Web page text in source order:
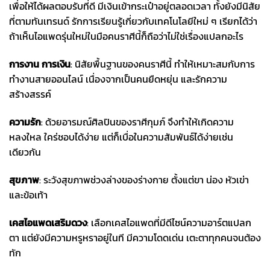
เพื่อให้ได้ผลตอบรับที่ดี มีเงินเข้ากระเป๋าอยู่ตลอดเวลา ทั้งยังมีนิสัย
ที่ตามทันเทรนด์ รักการเรียนรู้เกี่ยวกับเทคโนโลยีใหม่ ๆ เรียกได้ว่า
ถ้าเห็นไอแพดรุ่นใหม่ในมือคนราศีนี้ก็ถือว่าไม่ใช่เรื่องแปลกอะไร
การงาน การเงิน: นิสัยพื้นฐานของคนราศีนี้ ทำให้เหมาะสมกับการ
ทำงานสายออนไลน์ เนื่องจากเป็นคนยืดหยุ่น และรักความ
สร้างสรรค์
ความรัก: ด้วยอารมณ์ศิลปินของราศีกุมภ์ จึงทำให้เกิดความ
หลงใหล ใคร่ชอบได้ง่าย แต่ก็เบื่อในความสัมพันธ์ได้ง่ายเช่น
เดียวกัน
สุขภาพ: ระวังสุขภาพช่วงล่างของร่างกาย ตั้งแต่ขา น่อง หัวเข่า
และข้อเท้า
เคสไอแพดเสริมดวง: เลือกเคสไอแพดที่มีดีไซน์ความอาร์ตแปลก
ตา แต่ยังมีความหรูหราอยู่ในที มีความโดดเด่น เตะตาทุกคนจนต้อง
ทัก